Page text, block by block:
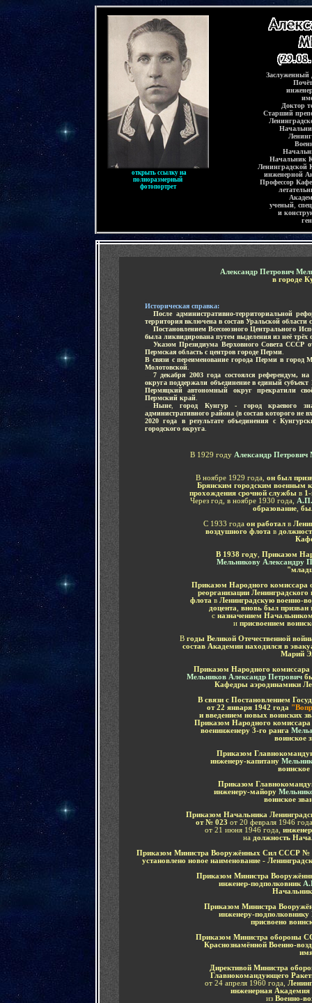
открыть ссылку на
полноразмерный
фотопортрет
Заслуженный
Доктор
Старший
Начальник
Ленинградской
инженерной
Профессор
ученый,
и
Александр Петрович
в городе
Историческая справка:
После административно-территориальной
территория включена в состав Уральской области
Постановлением Всесоюзного Центрального
была ликвидирована путем выделения из неё трёх
Указом Президиума Верховного Совета СССР
Пермская область с центров городе Перми
В связи с переименование города Перми в город
Молотовской
7 декабря 2003 года состоялся референдум,
округа поддержали объединение в единый
Пермяцкий автономный округ прекратили своё
Пермский край
Ныне ,город Кунгур - город краевого
административного района (в состав которого не
2020 года в результате объединения с
городского округа
В 1929 году Александр
В ноябре 1929 года, он был
Брянским городским военным
прохождения срочной службы в
Через год, в ноябре 1930 года,
образование
С 1933 года он работал в
воздушного флота в
В 1938 году, Приказом
Мельникову Александру
Приказом Народного
реорганизации
флота в Ленинградскую военно-
доцента
вновь был призван
с назначением
и присвоением
В годы Великой Отечественной
состав Академии находился в
Марий
Приказом Народного
Мельников Александр Петрович
Кафедры аэродинамики
В связи с Постановлением
от 22 января 1942 года
и введением новых воинских
Приказом Народного
военинженеру 3-го ранга
воинское
Приказом
инженеру-капитану
воинское
Приказом
инженеру-майору
воинское
Приказом Начальника
от № 023 от 20 февраля 1946
от 21 июня 1946 года,
на должность
Приказом Министра Вооружённых Сил СССР №
установлено новое наименование -
Приказом Министра
инженер-подполковник
Приказом Министра
инженеру-подполковнику
присвоено
Приказом Министра обороны
Краснознамённой Военно-
Директивой Министра
Главнокомандующего
от 24 апреля 1960 года,
инженерная
из Военно-